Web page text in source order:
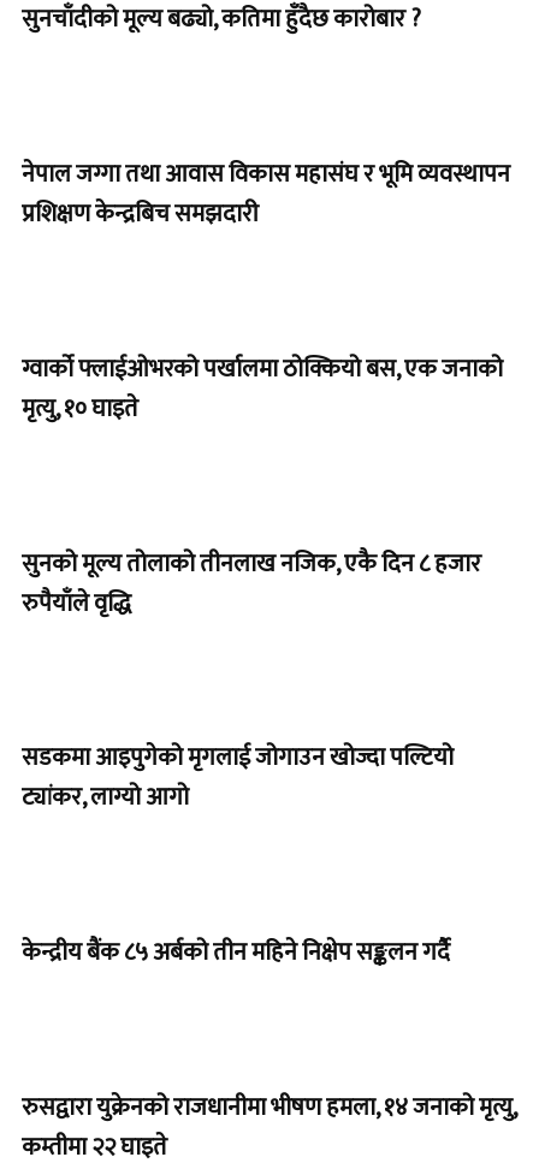
सुनचाँदीको मूल्य बढ्यो, कतिमा हुँदैछ कारोबार ?
नेपाल जग्गा तथा आवास विकास महासंघ र भूमि व्यवस्थापन
प्रशिक्षण केन्द्रबिच समझदारी
ग्वार्को फ्लाईओभरको पर्खालमा ठोक्कियो बस, एक जनाको
मृत्यु, १० घाइते
सुनको मूल्य तोलाको तीनलाख नजिक, एकै दिन ८ हजार
रुपैयाँले वृद्धि
सडकमा आइपुगेको मृगलाई जोगाउन खोज्दा पल्टियो
ट्यांकर, लाग्यो आगो
केन्द्रीय बैंक ८५ अर्बको तीन महिने निक्षेप सङ्कलन गर्दै
रुसद्वारा युक्रेनको राजधानीमा भीषण हमला, १४ जनाको मृत्यु,
कम्तीमा २२ घाइते